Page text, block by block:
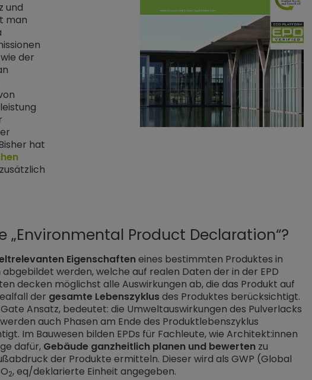
und
man
der
hat
„Environmental Product Declaration“?
Eigenschafteneines bestimmten Produktes in
abgebildet werden, welche auf realen Daten der in der EPD
decken möglichst alle Auswirkungen ab, die das Produkt auf
der gesamte Lebenszyklusdes Produktes berücksichtigt.
Ansatz, bedeutet: die Umweltauswirkungen des Pulverlacks
auch Phasen am Ende des Produktlebenszyklus
Im Bauwesen bilden EPDs für Fachleute, wie Architekt:innen
dafür, Gebäude ganzheitlich planen und bewerten zu
der Produkte ermitteln. Dieser wird als GWP (Global
2, eq/deklarierte Einheit angegeben.